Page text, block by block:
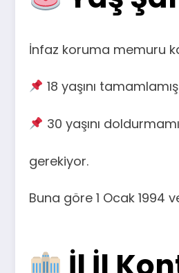
İnfaz koruma memuru
18 yaşını
30 yaşını
gerekiyor.
Buna göre 1 Ocak 1994